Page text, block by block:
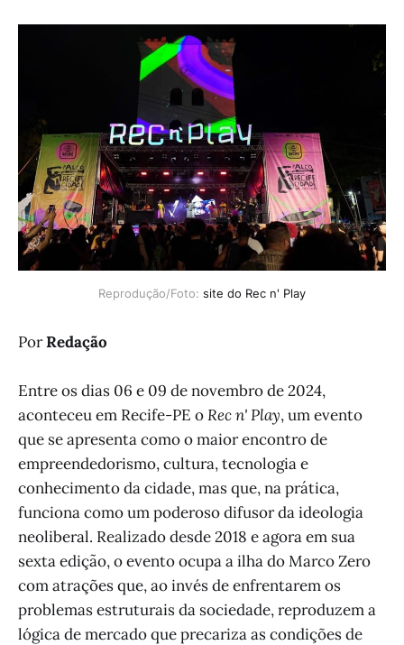
Reprodução/Foto: site do Rec n' Play
PorRedação
Entre os dias 06 e 09 de novembro de 2024,
aconteceu em Recife-PE oRec n' Play, um evento
que se apresenta como o maior encontro de
empreendedorismo, cultura, tecnologia e
conhecimento da cidade, mas que, na prática,
funciona como um poderoso difusor da ideologia
neoliberal. Realizado desde 2018 e agora em sua
sexta edição, o evento ocupa a ilha do Marco Zero
com atrações que, ao invés de enfrentarem os
problemas estruturais da sociedade, reproduzem a
lógica de mercado que precariza as condições de